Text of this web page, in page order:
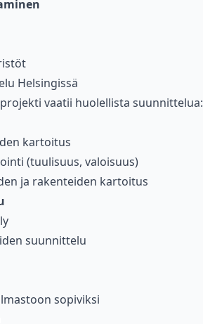
Helsingissä
vaatii huolellista suunnittelua:
kartoitus
(tuulisuus, valoisuus)
ja rakenteiden kartoitus
suunnittelu
sopiviksi